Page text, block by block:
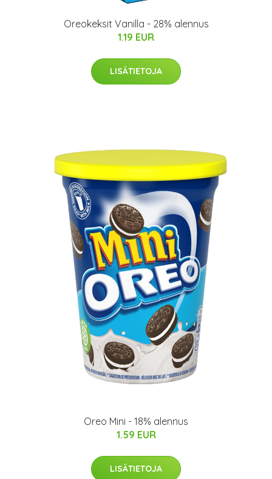
Oreokeksit Vanilla - 28% alennus
1.19 EUR
LISÄTIETOJA
Oreo Mini - 18% alennus
1.59 EUR
LISÄTIETOJA